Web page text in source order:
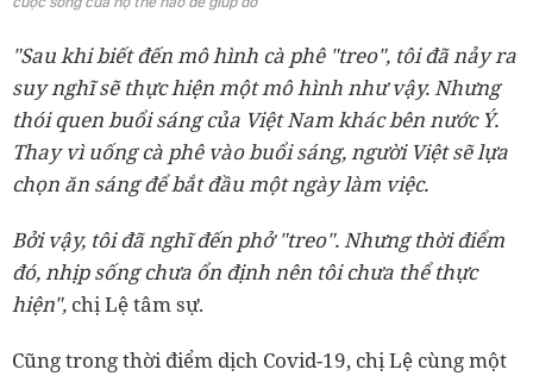
"Sau khi biết đến mô hình cà phê "treo", tôi đã nảy ra
suy nghĩ sẽ thực hiện một mô hình như vậy. Nhưng
thói quen buổi sáng của Việt Nam khác bên nước Ý.
Thay vì uống cà phê vào buổi sáng, người Việt sẽ lựa
chọn ăn sáng để bắt đầu một ngày làm việc.
Bởi vậy, tôi đã nghĩ đến phở "treo". Nhưng thời điểm
đó, nhịp sống chưa ổn định nên tôi chưa thể thực
hiện", chị Lệ tâm sự.
Cũng trong thời điểm dịch Covid-19, chị Lệ cùng một